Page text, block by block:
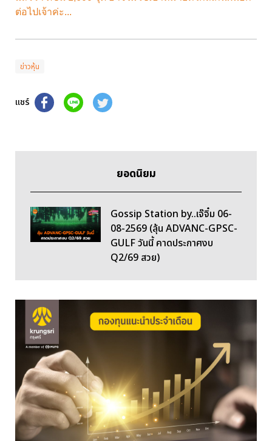
ต่อไปเจ้าค่ะ...
ข่าวหุ้น
แชร์
ยอดนิยม
Gossip Station by..เจ๊จิ๋ม 06-
08-2569 (ลุ้น ADVANC-GPSC-
GULF วันนี้ คาดประกาศงบ
Q2/69 สวย)